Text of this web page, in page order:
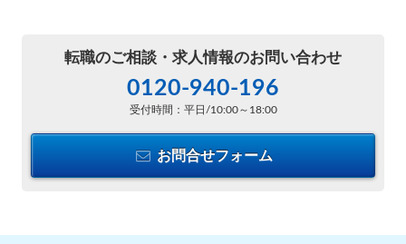
転職のご相談・ 求人情報のお問い合わせ
0120-940-196
受付時間：平日/10:00～18:00
お問合せフォーム